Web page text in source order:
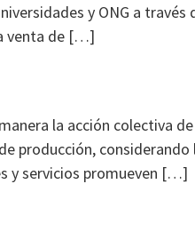
y ONG a través
venta de […]
la acción colectiva
producción,
y servicios promueven […]